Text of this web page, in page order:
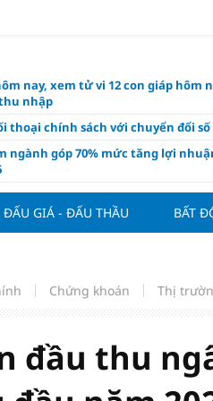
nay, xem tử vi 12 con giáp hôm
nhập
thoại chính sách với chuyển đổi
ngành góp 70% mức tăng lợi
nghiệp kiến nghị gì trong dự thảo
chính thức đàm phán mua
công bố và chính thức mở màn
Đỉnh cao nhan sắc trong kỷ
giá quyền sử dụng đất và khách
dư địa phát triển mới
ĐẤU GIÁ - ĐẤU THẦU BẤT
Chứng khoán Thị
đầu thu